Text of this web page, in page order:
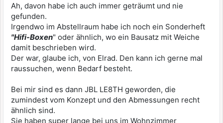
Ah, davon habe ich auch immer geträumt und nie
gefunden.
Irgendwo im Abstellraum habe ich noch ein Sonderheft
"Hifi-Boxen" oder ähnlich, wo ein Bausatz mit Weiche
damit beschrieben wird.
Der war, glaube ich, von Elrad. Den kann ich gerne mal
raussuchen, wenn Bedarf besteht.
Bei mir sind es dann JBL LE8TH geworden, die
zumindest vom Konzept und den Abmessungen recht
ähnlich sind.
Sie haben super lange bei uns im Wohnzimmer